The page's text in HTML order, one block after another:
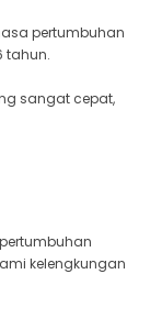
pertumbuhan
tahun.
sangat cepat,
kelengkungan